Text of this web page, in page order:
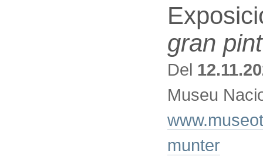
gran
Del
Museu
munter